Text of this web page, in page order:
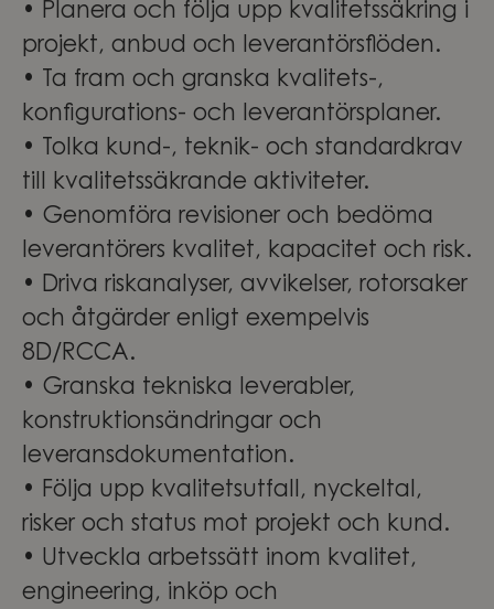
• Planera och följa upp kvalitetssäkring i
projekt, anbud och leverantörsflöden.
• Ta fram och granska kvalitets-,
konfigurations- och leverantörsplaner.
• Tolka kund-, teknik- och standardkrav
till kvalitetssäkrande aktiviteter.
• Genomföra revisioner och bedöma
leverantörers kvalitet, kapacitet och risk.
• Driva riskanalyser, avvikelser, rotorsaker
och åtgärder enligt exempelvis
8D/RCCA.
• Granska tekniska leverabler,
konstruktionsändringar och
leveransdokumentation.
• Följa upp kvalitetsutfall, nyckeltal,
risker och status mot projekt och kund.
• Utveckla arbetssätt inom kvalitet,
engineering, inköp och